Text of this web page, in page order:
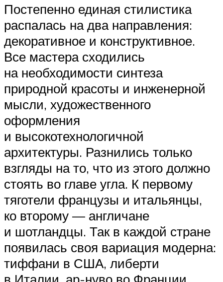
Постепенно единая стилистика
распалась на два направления:
декоративное и конструктивное.
Все мастера сходились
на необходимости синтеза
природной красоты и инженерной
мысли, художественного
оформления
и высокотехнологичной
архитектуры. Разнились только
взгляды на то, что из этого должно
стоять во главе угла. К первому
тяготели французы и итальянцы,
ко второму — англичане
и шотландцы. Так в каждой стране
появилась своя вариация модерна:
тиффани в США, либерти